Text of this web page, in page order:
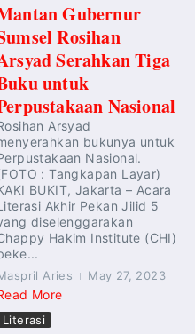
Gubernur
Rosihan
Serahkan Tiga
untuk
Nasional
Arsyad
bukunya untuk
Nasional.
: Tangkapan Layar)
BUKIT, Jakarta – Acara
Akhir Pekan Jilid 5
diselenggarakan
Hakim Institute (CHI)
Aries May 27, 2023
More
Literasi